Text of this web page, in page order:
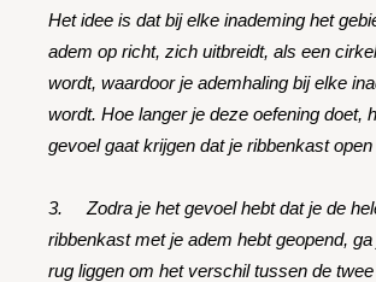
Het idee is dat bij elke inademing het
adem op richt, zich uitbreidt, als een
wordt, waardoor je ademhaling bij elke
wordt. Hoe langer je deze oefening doet,
gevoel gaat krijgen dat je ribbenkast open
3. Zodra je het gevoel hebt dat je de
ribbenkast met je adem hebt geopend,
rug liggen om het verschil tussen de